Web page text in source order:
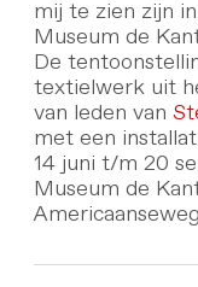
mij te zien zijn
Museum de
De
textielwerk uit
van leden van
met een
14 juni t/m 20
Museum de